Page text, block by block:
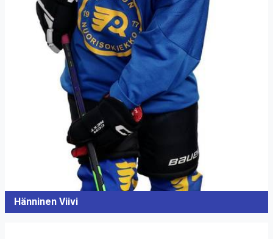
Hänninen Viivi